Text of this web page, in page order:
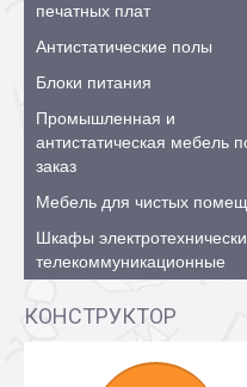
печатных плат
Антистатические полы
Блоки питания
Промышленная и
антистатическая мебель
заказ
Мебель для чистых
Шкафы
телекоммуникационные
КОНСТРУКТОР